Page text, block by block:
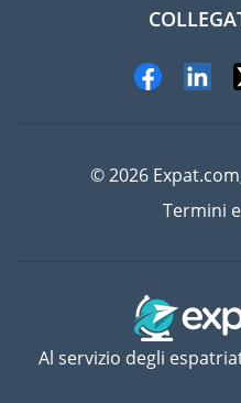
© 2026
Termini
Al servizio degli